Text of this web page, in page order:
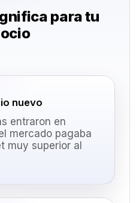
para tu
nuevo
entraron en
mercado pagaba
muy superior al